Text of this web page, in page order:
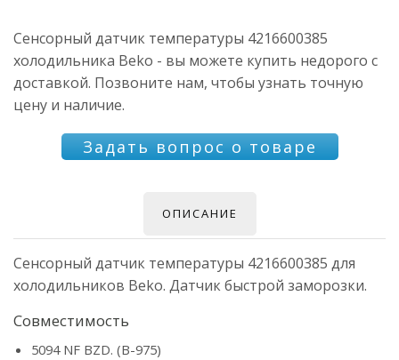
Сенсорный датчик температуры 4216600385
холодильника Beko - вы можете купить недорого с
доставкой. Позвоните нам, чтобы узнать точную
цену и наличие.
Задать вопрос о товаре
ОПИСАНИЕ
Сенсорный датчик температуры 4216600385 для
холодильников Beko. Датчик быстрой заморозки.
Совместимость
5094 NF BZD. (B-975)